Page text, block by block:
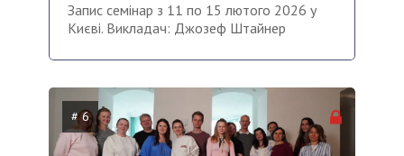
Запис семінар з 11 по 15 лютого 2026 у
Києві. Викладач: Джозеф Штайнер
# 6